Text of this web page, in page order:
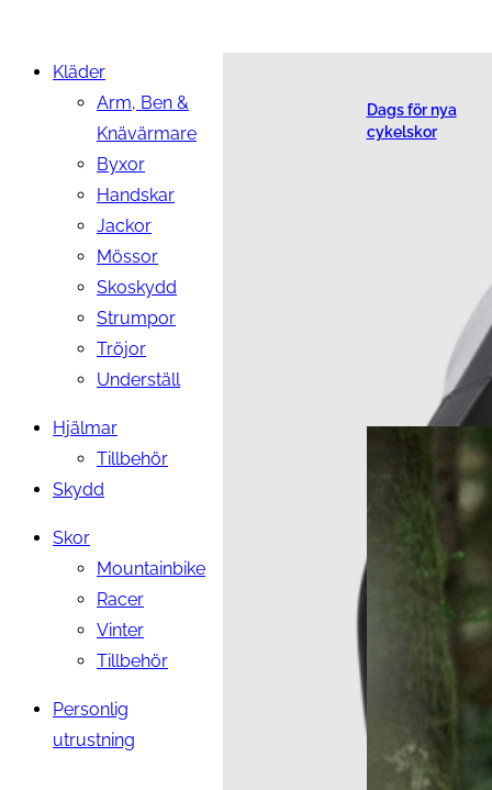
Kläder
Arm, Ben &
Knävärmare
Byxor
Handskar
Jackor
Mössor
Skoskydd
Strumpor
Tröjor
Underställ
Hjälmar
Tillbehör
Skydd
Skor
Mountainbike
Racer
Vinter
Tillbehör
Personlig
utrustning
Dags för nya
cykelskor